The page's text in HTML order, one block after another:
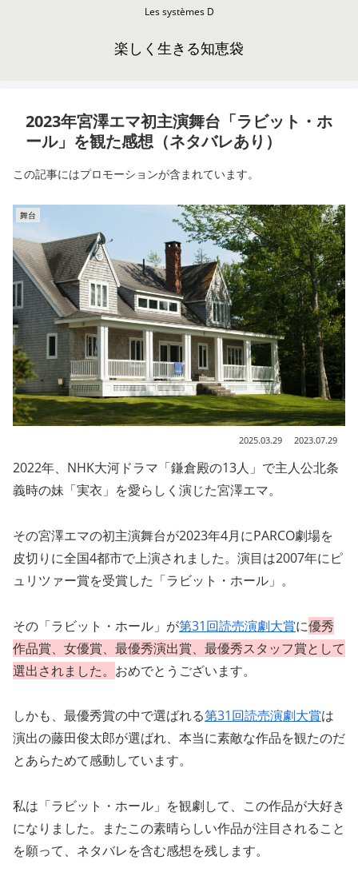
Les systèmes D
楽しく生きる知恵袋
2023年宮澤エマ初主演舞台「ラビット・ホ
ール」を観た感想（ネタバレあり）
この記事にはプロモーションが含まれています。
舞台
2025.03.29 2023.07.29
2022年、NHK大河ドラマ「鎌倉殿の13人」で主人公北条
義時の妹「実衣」を愛らしく演じた宮澤エマ。
その宮澤エマの初主演舞台が2023年4月にPARCO劇場を
皮切りに全国4都市で上演されました。演目は2007年にピ
ュリツァー賞を受賞した「ラビット・ホール」。
その「ラビット・ホール」が第31回読売演劇大賞に優秀
作品賞、女優賞、最優秀演出賞、最優秀スタッフ賞として
選出されました。 おめでとうございます。
しかも、最優秀賞の中で選ばれる第31回読売演劇大賞は
演出の藤田俊太郎が選ばれ、本当に素敵な作品を観たのだ
とあらためて感動しています。
私は「ラビット・ホール」を観劇して、この作品が大好き
になりました。またこの素晴らしい作品が注目されること
を願って、ネタバレを含む感想を残します。